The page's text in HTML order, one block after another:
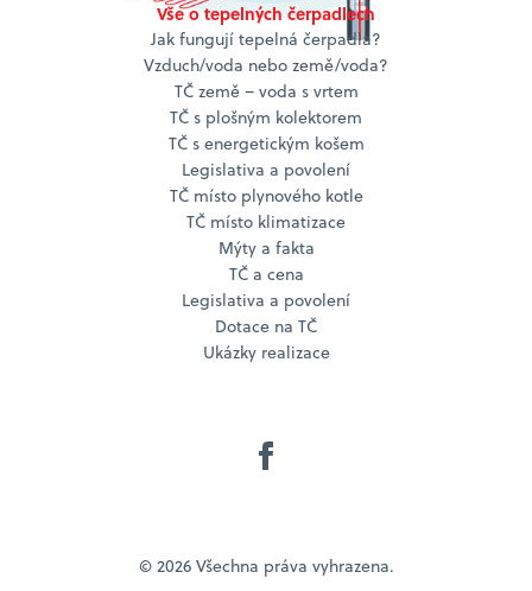
Vše o tepelných čerpadlech
Jak fungují tepelná čerpadla?
Vzduch/voda nebo země/voda?
TČ země – voda s vrtem
TČ s plošným kolektorem
TČ s energetickým košem
Legislativa a povolení
TČ místo plynového kotle
TČ místo klimatizace
Mýty a fakta
TČ a cena
Legislativa a povolení
Dotace na TČ
Ukázky realizace
© 2026 Všechna práva vyhrazena.